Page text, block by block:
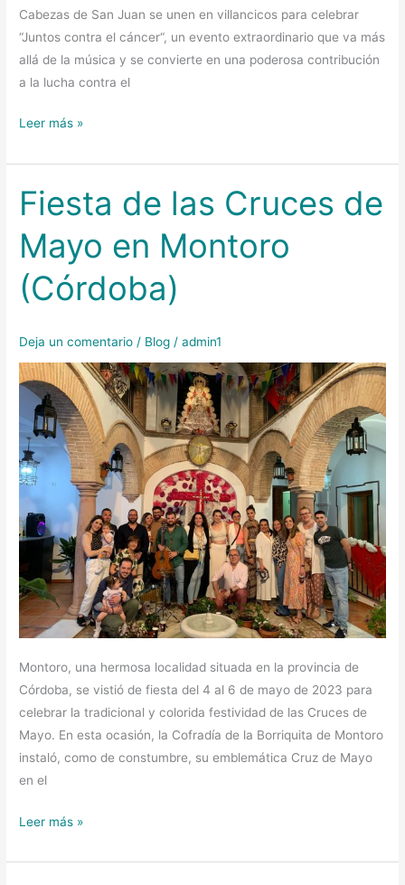
Cabezas de San Juan se unen en villancicos para celebrar
“Juntos contra el cáncer“, un evento extraordinario que va más
allá de la música y se convierte en una poderosa contribución
a la lucha contra el
Leer más »
Fiesta de las Cruces de
Mayo en Montoro
(Córdoba)
Deja un comentario / Blog /admin1
Montoro, una hermosa localidad situada en la provincia de
Córdoba, se vistió de fiesta del 4 al 6 de mayo de 2023 para
celebrar la tradicional y colorida festividad de las Cruces de
Mayo. En esta ocasión, la Cofradía de la Borriquita de Montoro
instaló, como de constumbre, su emblemática Cruz de Mayo
en el
Fiesta
de
las
Cruces
de
Mayo
Montoro
(Córdoba)
Leer más »